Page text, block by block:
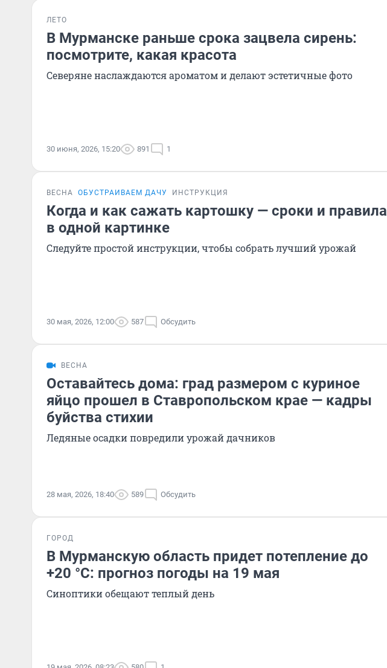
ЛЕТО
В Мурманске раньше срока зацвела сирень:
посмотрите, какая красота
Северяне наслаждаются ароматом и делают эстетичные фото
30 июня, 2026, 15:20 891 1
ВЕСНА ОБУСТРАИВАЕМ ДАЧУ ИНСТРУКЦИЯ
Когда и как сажать картошку — сроки и правила
в одной картинке
Следуйте простой инструкции, чтобы собрать лучший урожай
30 мая, 2026, 12:00 587 Обсудить
ВЕСНА
Оставайтесь дома: град размером с куриное
яйцо прошел в Ставропольском крае — кадры
буйства стихии
Ледяные осадки повредили урожай дачников
28 мая, 2026, 18:40 589 Обсудить
ГОРОД
В Мурманскую область придет потепление до
+20 °С: прогноз погоды на 19 мая
Синоптики обещают теплый день